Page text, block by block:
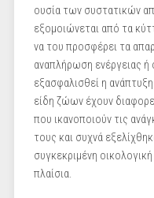
ουσία των συστατικών
εξομοιώνεται από τα
να του προσφέρει τα
αναπλήρωση ενέργειας
εξασφαλισθεί η
είδη ζώων έχουν
που ικανοποιούν τις
τους και συχνά
συγκεκριμένη
πλαίσια.